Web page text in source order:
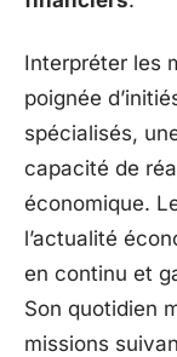
Interpréter les
poignée
spécialisés,
capacité de
économique.
l’actualité
en continu et
Son quotidien
missions